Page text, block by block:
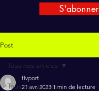
Post
Tous nos articles
Tous nos articles
flvport
21 avr. 2023 1 min de lecture
S'abonner